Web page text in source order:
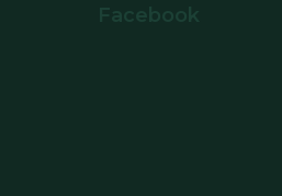
Facebook